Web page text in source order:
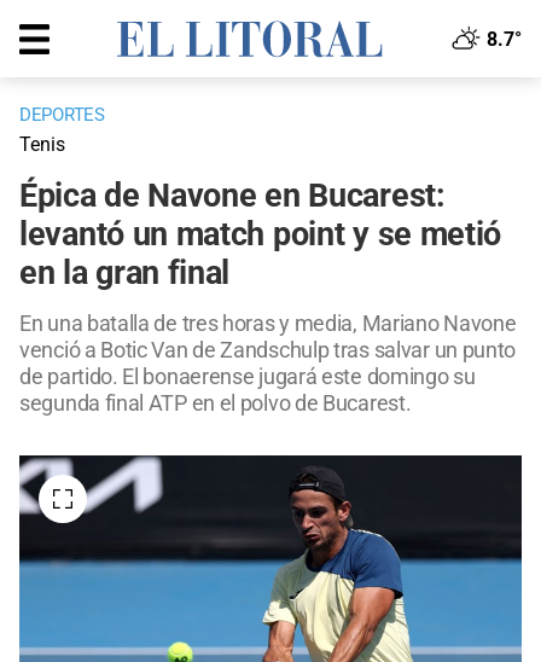
8.7°
DEPORTES
Tenis
Épica de Navone en Bucarest:
levantó un match point y se metió
en la gran final
En una batalla de tres horas y media, Mariano Navone
venció a Botic Van de Zandschulp tras salvar un punto
de partido. El bonaerense jugará este domingo su
segunda final ATP en el polvo de Bucarest.